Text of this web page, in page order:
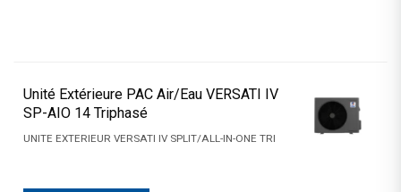
Unité Extérieure PAC Air/Eau VERSATI IV
SP-AIO 14 Triphasé
UNITE EXTERIEUR VERSATI IV SPLIT/ALL-IN-ONE TRI